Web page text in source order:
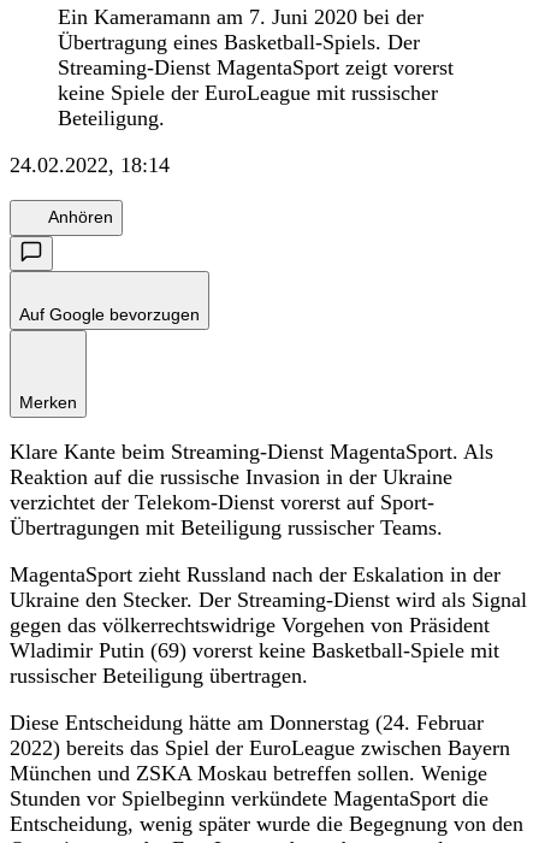
Ein Kameramann am 7. Juni 2020 bei der
Übertragung eines Basketball-Spiels. Der
Streaming-Dienst MagentaSport zeigt vorerst
keine Spiele der EuroLeague mit russischer
Beteiligung.
24.02.2022, 18:14
Anhören
Auf Google bevorzugen
Merken
Klare Kante beim Streaming-Dienst MagentaSport. Als
Reaktion auf die russische Invasion in der Ukraine
verzichtet der Telekom-Dienst vorerst auf Sport-
Übertragungen mit Beteiligung russischer Teams.
MagentaSport zieht Russland nach der Eskalation in der
Ukraine den Stecker. Der Streaming-Dienst wird als Signal
gegen das völkerrechtswidrige Vorgehen von Präsident
Wladimir Putin (69) vorerst keine Basketball-Spiele mit
russischer Beteiligung übertragen.
Diese Entscheidung hätte am Donnerstag (24. Februar
2022) bereits das Spiel der EuroLeague zwischen Bayern
München und ZSKA Moskau betreffen sollen. Wenige
Stunden vor Spielbeginn verkündete MagentaSport die
Entscheidung, wenig später wurde die Begegnung von den